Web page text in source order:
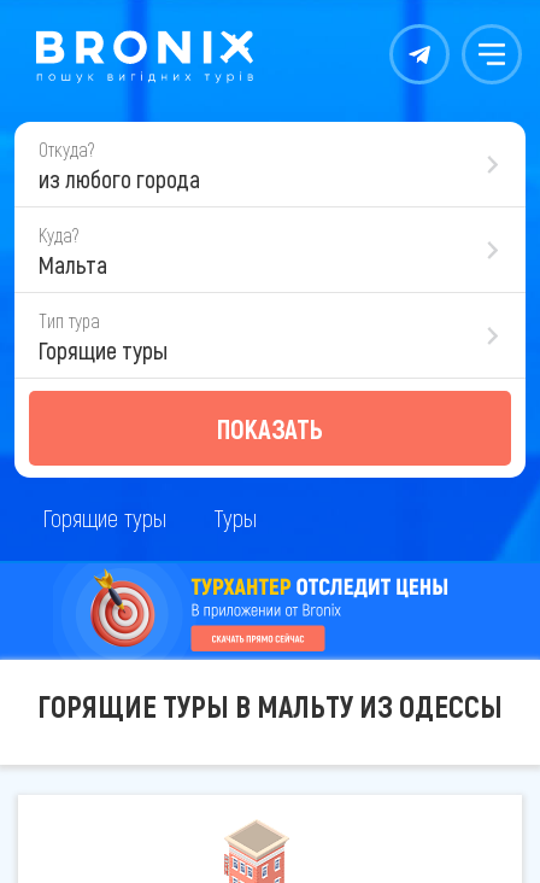
Контакты Меню
Откуда?
из любого города
Куда?
Мальта
Тип тура
Горящие туры
ПОКАЗАТЬ
Горящие туры Туры
ГОРЯЩИЕ ТУРЫ В МАЛЬТУ ИЗ ОДЕССЫ